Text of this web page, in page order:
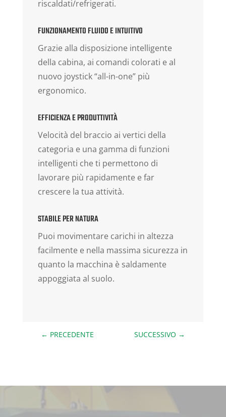
riscaldati/refrigerati.
FUNZIONAMENTO FLUIDO E INTUITIVO
Grazie alla disposizione intelligente
della cabina, ai comandi colorati e al
nuovo joystick “all-in-one” più
ergonomico.
EFFICIENZA E PRODUTTIVITÀ
Velocità del braccio ai vertici della
categoria e una gamma di funzioni
intelligenti che ti permettono di
lavorare più rapidamente e far
crescere la tua attività.
STABILE PER NATURA
Puoi movimentare carichi in altezza
facilmente e nella massima sicurezza in
quanto la macchina è saldamente
appoggiata al suolo.
← PRECEDENTE SUCCESSIVO →